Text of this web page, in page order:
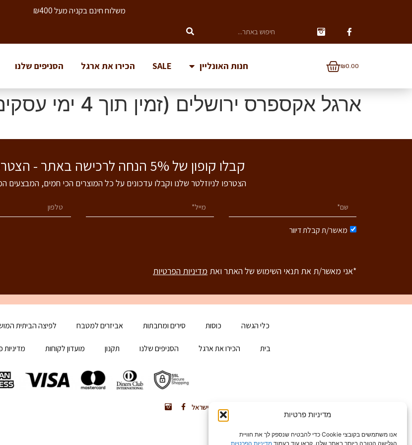
מדיניות פרטיות
אנו משתמשים בקובצי Cookie כדי להבטיח שנספק לך את חוויית
הגלישה הטובה ביותר באתר שלנו. קראו עוד בעמודמדיניות הפרטיות
משלוח חינם בקניה מעל ₪400
₪0.00 חנות האונליין SALE הכירו את ארגל הסניפים שלנו
ארגל אקספרס ירושלים (זמין תוך 4 ימי עסקים)
קבלו קופון של 5% הנחה לרכישה באתר - הצטרפו לניוזלטר שלנו!
הצטרפו לניוזלטר שלנו וקבלו עדכונים על כל המוצרים הכי חמים, המבצעים
מאשר/ת קבלת דיוור
*אני מאשר/ת את תנאי השימוש של האתר ואת מדיניות הפרטיות
כלי הגשה כוסות סירים ומחבתות אביזרים למטבח לפיצה הביתית
בית הכירו את ארגל הסניפים שלנו תקנון מועדון לקוחות מדיניות